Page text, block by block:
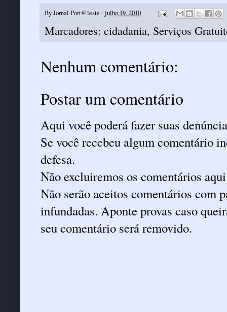
ByJornal Port@leste -julho 19, 2010
Marcadores: cidadania, Serviços
Nenhum comentário:
Postar um comentário
Aqui você poderá fazer suas
Se você recebeu algum comentário
defesa.
Não excluiremos os comentários
Não serão aceitos comentários com
infundadas. Aponte provas caso
seu comentário será removido.